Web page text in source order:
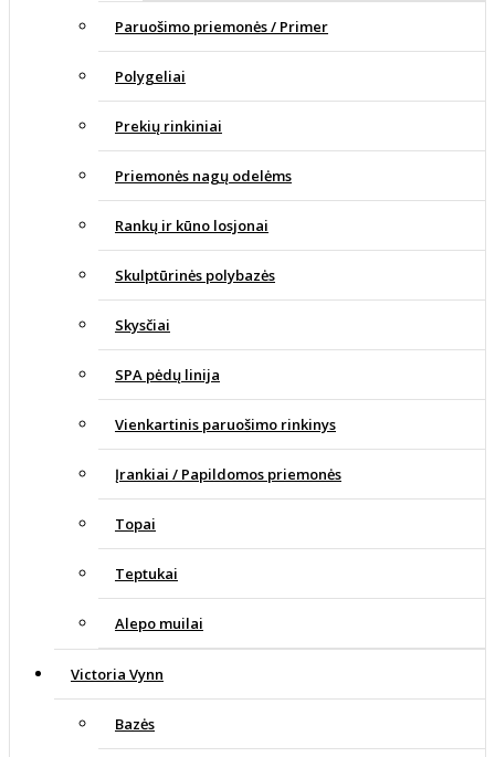
Paruošimo priemonės / Primer
Polygeliai
Prekių rinkiniai
Priemonės nagų odelėms
Rankų ir kūno losjonai
Skulptūrinės polybazės
Skysčiai
SPA pėdų linija
Vienkartinis paruošimo rinkinys
Įrankiai / Papildomos priemonės
Topai
Teptukai
Alepo muilai
Victoria Vynn
Bazės